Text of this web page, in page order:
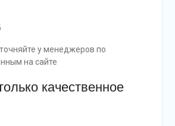
у менеджеров по
на сайте
качественное